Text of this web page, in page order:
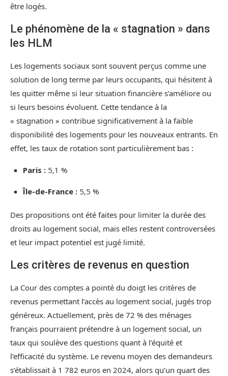
être logés.
Le phénomène de la « stagnation » dans
les HLM
Les logements sociaux sont souvent perçus comme une
solution de long terme par leurs occupants, qui hésitent à
les quitter même si leur situation financière s’améliore ou
si leurs besoins évoluent. Cette tendance à la
« stagnation » contribue significativement à la faible
disponibilité des logements pour les nouveaux entrants. En
effet, les taux de rotation sont particulièrement bas :
Paris : 5,1 %
Île-de-France : 5,5 %
Des propositions ont été faites pour limiter la durée des
droits au logement social, mais elles restent controversées
et leur impact potentiel est jugé limité.
Les critères de revenus en question
La Cour des comptes a pointé du doigt les critères de
revenus permettant l’accès au logement social, jugés trop
généreux. Actuellement, près de 72 % des ménages
français pourraient prétendre à un logement social, un
taux qui soulève des questions quant à l’équité et
l’efficacité du système. Le revenu moyen des demandeurs
s’établissait à 1 782 euros en 2024, alors qu’un quart des